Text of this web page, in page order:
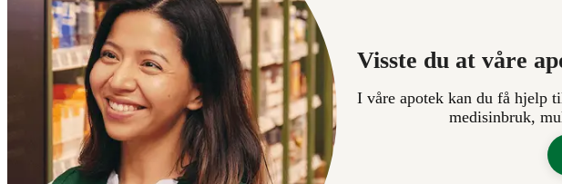
Visste du at våre
I våre apotek kan du få hjelp
medisinbruk,